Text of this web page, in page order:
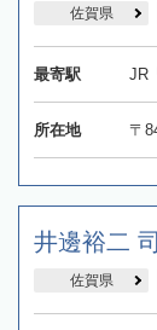
佐賀県
最寄駅 JR
所在地 〒
井邊裕二
佐賀県